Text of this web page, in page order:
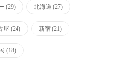
(29) 北海道 (27)
屋 (24) 新宿 (21)
(18)